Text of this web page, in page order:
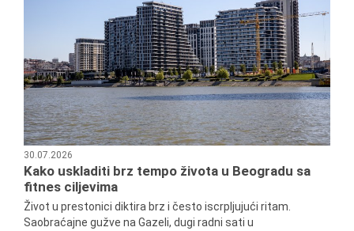
30.07.2026
Kako uskladiti brz tempo života u Beogradu sa
fitnes ciljevima
Život u prestonici diktira brz i često iscrpljujući ritam.
Saobraćajne gužve na Gazeli, dugi radni sati u